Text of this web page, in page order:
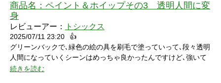
い悔しさを滲ませながら罰ゲームを受けている姿にドキドキして
しまいました。
商品名： ペイント＆ホイップその3 透明人間に変
身
レビューアー： トシックス
2025/07/11 23:20
👍
グリーンバックで､緑色の絵の具を刷毛で塗っていって､段々透明
人間になっていくシーンはめっちゃ良かったんですけど､強いて
言うなら､上半身だけで無くて､全身も透明になる所も見てみたい
続きを読む